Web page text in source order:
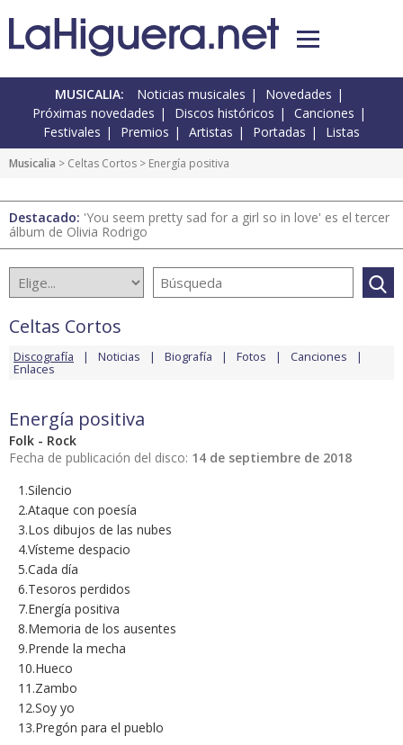
MUSICALIA: Noticias musicales
Novedades
Próximas novedades
Discos históricos
Canciones
Festivales
Premios Artistas Portadas Listas
Musicalia > Celtas Cortos > Energía positiva
Destacado: 'You seem pretty sad for a girl so in love' es el tercer
álbum de Olivia Rodrigo
Celtas Cortos
Discografía Noticias Biografía Fotos Canciones
Enlaces
Energía positiva
Folk - Rock
Fecha de publicación del disco: 14 de septiembre de 2018
1.Silencio
2.Ataque con poesía
3.Los dibujos de las nubes
4.Vísteme despacio
5.Cada día
6.Tesoros perdidos
7.Energía positiva
8.Memoria de los ausentes
9.Prende la mecha
10.Hueco
11.Zambo
12.Soy yo
13.Pregón para el pueblo